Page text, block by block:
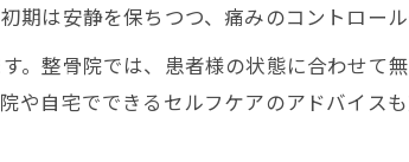
は安静を保ちつつ、痛みのコントロール
。整骨院では、患者様の状態に合わせて
自宅でできるセルフケアのアドバイス